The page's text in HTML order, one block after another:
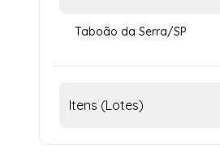
Taboão da Serra/SP
Itens (Lotes)